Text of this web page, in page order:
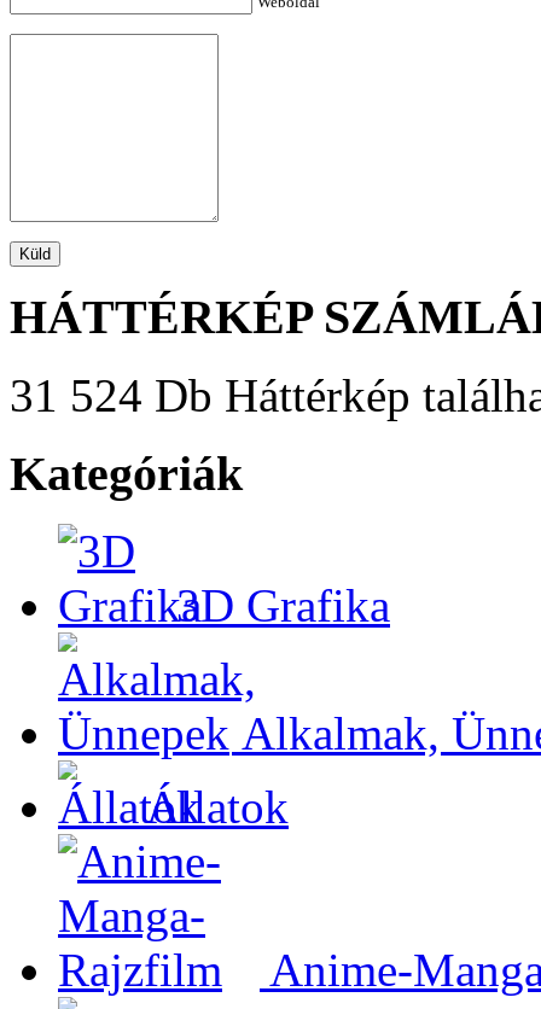
HÁTTÉRKÉP
31 524 Db Háttérkép
Kategóriák
3D Grafika
Alkalmak,
Állatok
Anime-